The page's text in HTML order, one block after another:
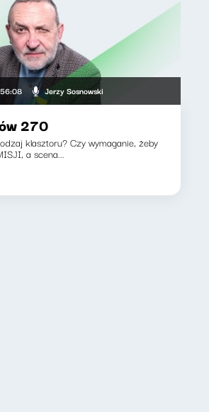
56:08 Jerzy Sosnowski
270
klasztoru? Czy wymaganie, żeby
a scena...